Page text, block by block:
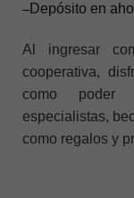
–Depósito en
Al ingresar
cooperativa,
como poder
especialistas,
como regalos y